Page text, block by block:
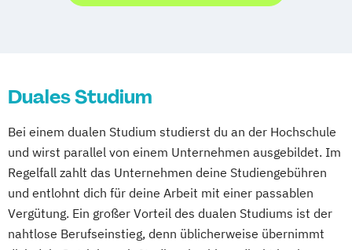
Duales Studium
Bei einem dualen Studium studierst du an der Hochschule
und wirst parallel von einem Unternehmen ausgebildet. Im
Regelfall zahlt das Unternehmen deine Studiengebühren
und entlohnt dich für deine Arbeit mit einer passablen
Vergütung. Ein großer Vorteil des dualen Studiums ist der
nahtlose Berufseinstieg, denn üblicherweise übernimmt